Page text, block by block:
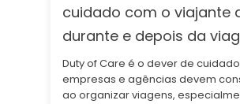
cuidado com o viajante
durante e depois da
Duty of Care é o dever de
empresas e agências devem
ao organizar viagens,